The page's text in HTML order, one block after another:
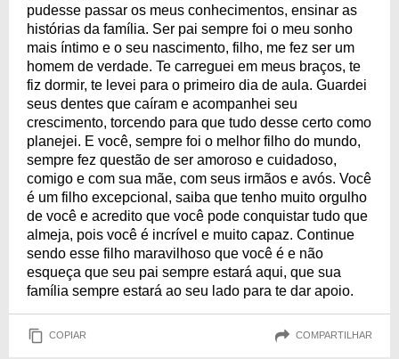
pudesse passar os meus conhecimentos, ensinar as
histórias da família. Ser pai sempre foi o meu sonho
mais íntimo e o seu nascimento, filho, me fez ser um
homem de verdade. Te carreguei em meus braços, te
fiz dormir, te levei para o primeiro dia de aula. Guardei
seus dentes que caíram e acompanhei seu
crescimento, torcendo para que tudo desse certo como
planejei. E você, sempre foi o melhor filho do mundo,
sempre fez questão de ser amoroso e cuidadoso,
comigo e com sua mãe, com seus irmãos e avós. Você
é um filho excepcional, saiba que tenho muito orgulho
de você e acredito que você pode conquistar tudo que
almeja, pois você é incrível e muito capaz. Continue
sendo esse filho maravilhoso que você é e não
esqueça que seu pai sempre estará aqui, que sua
família sempre estará ao seu lado para te dar apoio.
COPIAR COMPARTILHAR